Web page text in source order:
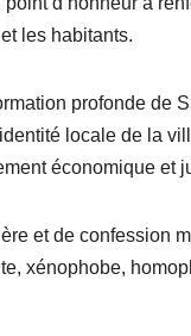
les habitants.
profonde de
locale de la
économique et
et de confession
xénophobe,